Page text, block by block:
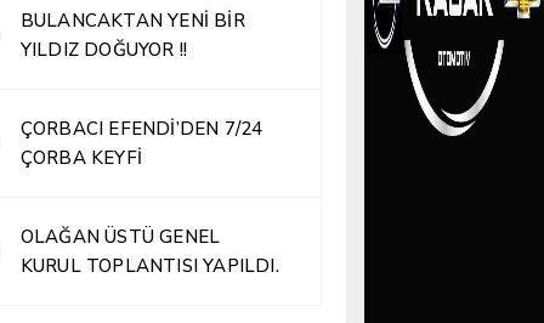
BULANCAKTAN YENİ BİR
YILDIZ DOĞUYOR !!
ÇORBACI EFENDİ’DEN 7/24
ÇORBA KEYFİ
OLAĞAN ÜSTÜ GENEL
KURUL TOPLANTISI YAPILDI.